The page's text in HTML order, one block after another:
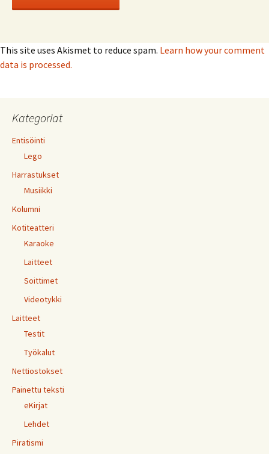
This site uses Akismet to reduce spam. Learn how your comment
data is processed.
Kategoriat
Entisöinti
Lego
Harrastukset
Musiikki
Kolumni
Kotiteatteri
Karaoke
Laitteet
Soittimet
Videotykki
Laitteet
Testit
Työkalut
Nettiostokset
Painettu teksti
eKirjat
Lehdet
Piratismi